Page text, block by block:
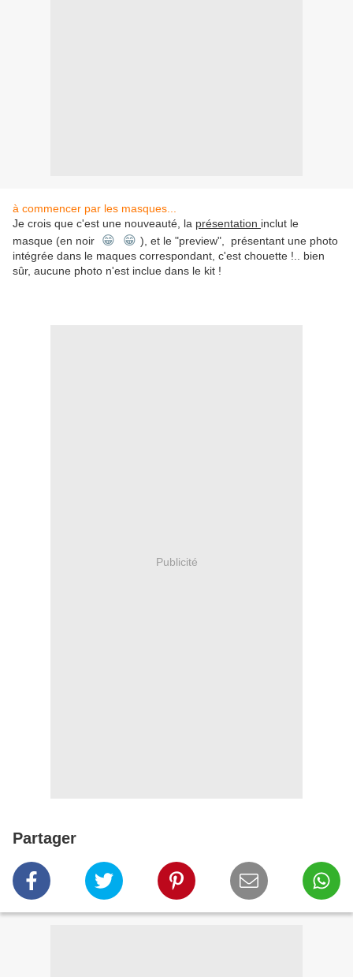
à commencer par les masques...
Je crois que c'est une nouveauté, la présentation inclut le
masque (en noir
😁 😁 ), et le "preview", présentant une photo
intégrée dans le maques correspondant, c'est chouette !.. bien
sûr, aucune photo n'est inclue dans le kit !
Publicité
Partager